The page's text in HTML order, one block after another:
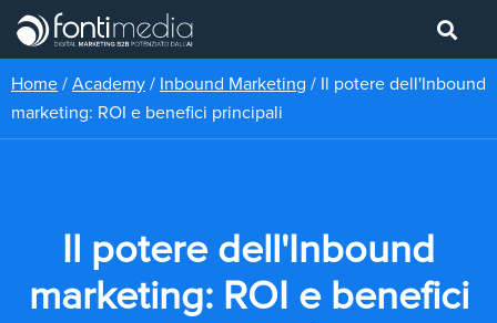
Home / Academy / Inbound Marketing / Il potere dell'Inbound
marketing: ROI e benefici principali
Il potere dell'Inbound
marketing: ROI e benefici